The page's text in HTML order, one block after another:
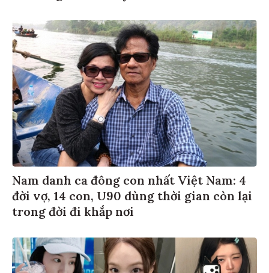
Nam danh ca đông con nhất Việt Nam: 4
đời vợ, 14 con, U90 dùng thời gian còn lại
trong đời đi khắp nơi